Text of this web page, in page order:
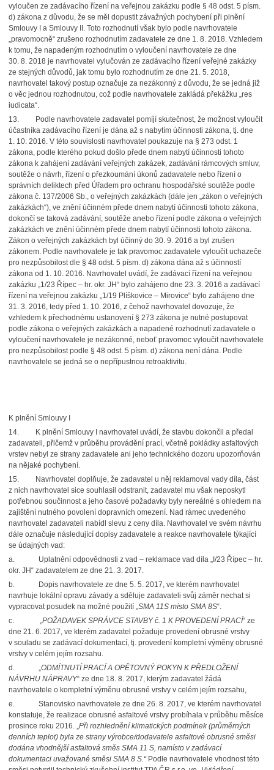
vyloučen ze zadávacího řízení na veřejnou zakázku podle § 48 odst. 5 písm.
d) zákona z důvodu, že se měl dopustit závažných pochybení při plnění
Smlouvy I a Smlouvy II. Toto rozhodnutí však bylo podle navrhovatele
„pravomocně“ zrušeno rozhodnutím zadavatele ze dne 1. 8. 2018. Vzhledem
k tomu, že napadeným rozhodnutím o vyloučení navrhovatele ze dne
30. 8. 2018 je navrhovatel vylučován ze zadávacího řízení veřejné zakázky
ze stejných důvodů, jak tomu bylo rozhodnutím ze dne 21. 5. 2018,
navrhovatel takový postup označuje za nezákonný z důvodu, že se jedná již
o věc jednou rozhodnutou, což podle navrhovatele zakládá překážku „res
iudicata“.
13.
Podle navrhovatele zadavatel pomíjí skutečnost, že možnost vyloučit
účastníka zadávacího řízení je dána až s nabytím účinnosti zákona, tj. dne
1. 10. 2016. V této souvislosti navrhovatel poukazuje na § 273 odst. 1
zákona, podle kterého pokud došlo přede dnem nabytí účinnosti tohoto
zákona k zahájení zadávání veřejných zakázek, zadávání rámcových smluv,
soutěže o návrh, řízení o přezkoumání úkonů zadavatele nebo řízení o
správních deliktech před Úřadem pro ochranu hospodářské soutěže podle
zákona č. 137/2006 Sb., o veřejných zakázkách (dále jen „zákon o veřejných
zakázkách“), ve znění účinném přede dnem nabytí účinnosti tohoto zákona,
dokončí se taková zadávání, soutěže anebo řízení podle zákona o veřejných
zakázkách ve znění účinném přede dnem nabytí účinnosti tohoto zákona.
Zákon o veřejných zakázkách byl účinný do 30. 9. 2016 a byl zrušen
zákonem. Podle navrhovatele je tak pravomoc zadavatele vyloučit uchazeče
pro nezpůsobilost dle § 48 odst. 5 písm. d) zákona dána až s účinností
zákona od 1. 10. 2016. Navrhovatel uvádí, že zadávací řízení na veřejnou
zakázku „1/23 Řípec – hr. okr. JH“ bylo zahájeno dne 23. 3. 2016 a zadávací
řízení na veřejnou zakázku „1/19 Plíškovice – Mirovice“ bylo zahájeno dne
31. 3. 2016, tedy před 1. 10. 2016, z čehož navrhovatel dovozuje, že
vzhledem k přechodnému ustanovení § 273 zákona je nutné postupovat
podle zákona o veřejných zakázkách a napadené rozhodnutí zadavatele o
vyloučení navrhovatele je nezákonné, neboť pravomoc vyloučit navrhovatele
pro nezpůsobilost podle § 48 odst. 5 písm. d) zákona není dána. Podle
navrhovatele se jedná se o nepřípustnou retroaktivitu.
K plnění Smlouvy I
14.
K plnění Smlouvy I navrhovatel uvádí, že stavbu dokončil a předal
zadavateli, přičemž v průběhu provádění prací, včetně pokládky asfaltových
vrstev nebyl ze strany zadavatele ani jeho technického dozoru upozorňován
na nějaké pochybení.
15.
Navrhovatel doplňuje, že zadavatel u něj reklamoval vady díla, část
z nich navrhovatel sice souhlasil odstranit, zadavatel mu však neposkytl
potřebnou součinnost a jeho časové požadavky byly nereálné s ohledem na
zajištění nutného povolení dopravních omezení. Nad rámec uvedeného
navrhovatel zadavateli nabídl slevu z ceny díla. Navrhovatel ve svém návrhu
dále označuje následující dopisy zadavatele a reakce navrhovatele týkající
se údajných vad:
a.
Uplatnění odpovědnosti z vad – reklamace vad díla „I/23 Řípec – hr.
okr. JH“ zadavatelem ze dne 21. 3. 2017.
b.
Dopis navrhovatele ze dne 5. 5. 2017, ve kterém navrhovatel
navrhuje lokální opravu závady a sděluje zadavateli svůj záměr nechat si
vypracovat posudek na možné použití „SMA 11S místo SMA 8S“.
c.
„POŽADAVEK SPRÁVCE STAVBY č. 1 K PROVEDENÍ PRACÍ“ ze
dne 21. 6. 2017, ve kterém zadavatel požaduje provedení obrusné vrstvy
v souladu se zadávací dokumentací, tj. provedení kompletní výměny obrusné
vrstvy v celém jejím rozsahu.
d.
„ODMÍTNUTÍ PRACÍ A OPĚTOVNÝ POKYN K PŘEDLOŽENÍ
NÁVRHU NÁPRAVY“ ze dne 18. 8. 2017, kterým zadavatel žádá
navrhovatele o kompletní výměnu obrusné vrstvy v celém jejím rozsahu,
e.
Stanovisko navrhovatele ze dne 26. 8. 2017, ve kterém navrhovatel
konstatuje, že realizace obrusné asfaltové vrstvy probíhala v průběhu měsíce
prosince roku 2016. „Při rozhlednění klimatických podmínek (průměrných
denních teplot) byla ze strany výrobce/dodavatele asfaltové obrusné směsi
dodána vhodnější asfaltová směs SMA 11 S, namísto v zadávací
dokumentaci uvažované směsi SMA 8 S.“ Podle navrhovatele vhodnost této